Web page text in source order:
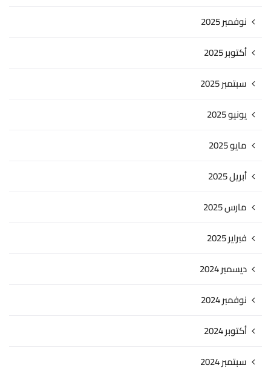
نوفمبر 2025
أكتوبر 2025
سبتمبر 2025
يونيو 2025
مايو 2025
أبريل 2025
مارس 2025
فبراير 2025
ديسمبر 2024
نوفمبر 2024
أكتوبر 2024
سبتمبر 2024